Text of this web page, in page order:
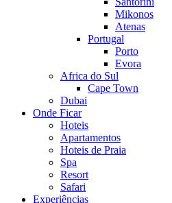
Mikonos
Atenas
Portugal
Porto
Evora
Africa do Sul
Cape Town
Dubai
Onde Ficar
Hoteis
Apartamentos
Hoteis de Praia
Spa
Resort
Safari
Experiências